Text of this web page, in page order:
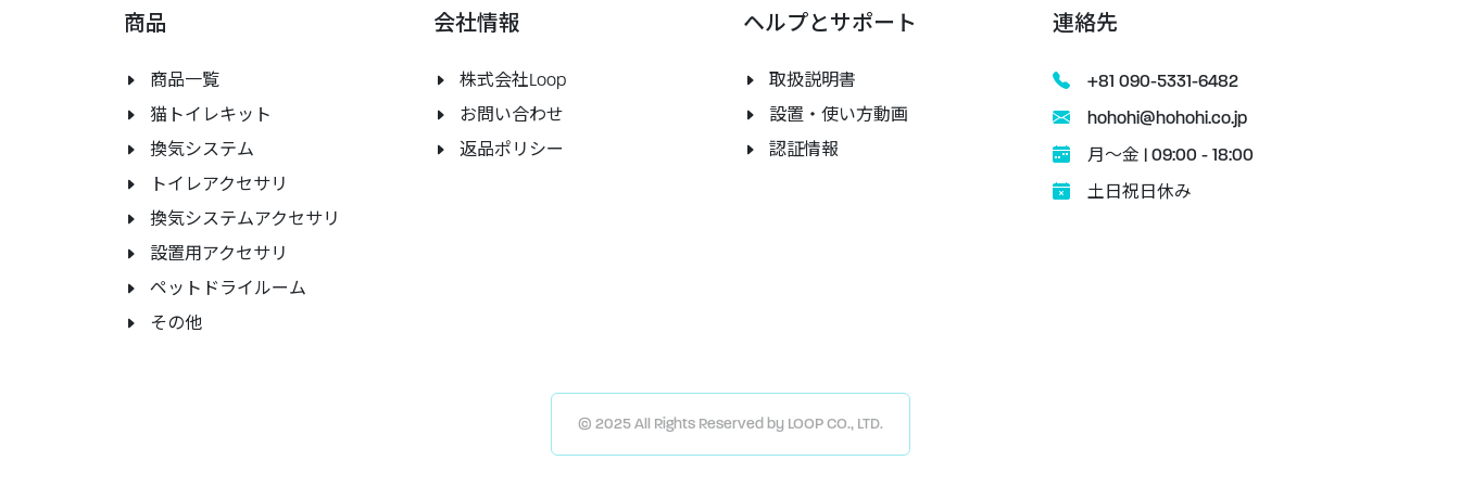
商品
商品一覧
猫トイレキット
換気システム
トイレアクセサリ
換気システムアクセサリ
設置用アクセサリ
ペットドライルーム
その他
会社情報
株式会社Loop
お問い合わせ
返品ポリシー
ヘルプとサポート
取扱説明書
設置・使い方動画
認証情報
連絡先
+81 090-5331-6482
hohohi@hohohi.co.jp
月〜金 | 09:00 - 18:00
土日祝日休み
© 2025 All Rights Reserved by LOOP CO., LTD.